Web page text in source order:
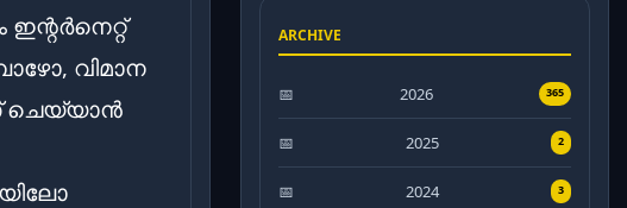
വിമാന
ARCHIVE
2026 365
2025 2
2024 3